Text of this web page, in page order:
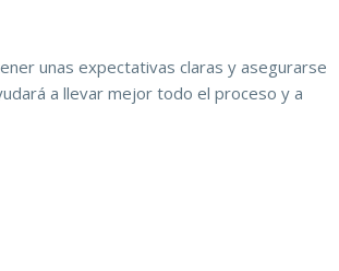
unas expectativas claras y asegurarse
a llevar mejor todo el proceso y a